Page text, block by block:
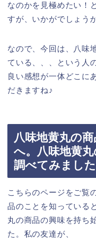
なのかを見極めたい！
すが、いかがでしょう
なので、今回は、八味
ている、、、という人
良い感想が一体どこに
だきますね♪
八味地黄丸の
へ。八味地黄
調べてみました
こちらのページをご覧
品のことを知っている
丸の商品の興味を持ち
た。私の友達が、